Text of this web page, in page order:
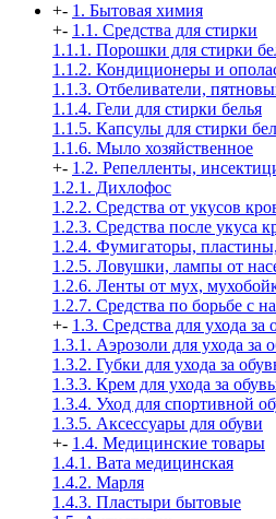
+- 1. Бытовая химия
+- 1.1. Средства для стирки
1.1.1. Порошки для стирки
1.1.2. Кондиционеры и
1.1.3. Отбеливатели,
1.1.4. Гели для стирки белья
1.1.5. Капсулы для стирки
1.1.6. Мыло хозяйственное
+- 1.2. Репелленты,
1.2.1. Дихлофос
1.2.2. Средства от укусов
1.2.3. Средства после укуса
1.2.4. Фумигаторы,
1.2.5. Ловушки, лампы от
1.2.6. Ленты от мух,
1.2.7. Средства по борьбе с
+- 1.3. Средства для ухода за
1.3.1. Аэрозоли для ухода за
1.3.2. Губки для ухода за
1.3.3. Крем для ухода за
1.3.4. Уход для спортивной
1.3.5. Аксессуары для обуви
+- 1.4. Медицинские товары
1.4.1. Вата медицинская
1.4.2. Марля
1.4.3. Пластыри бытовые